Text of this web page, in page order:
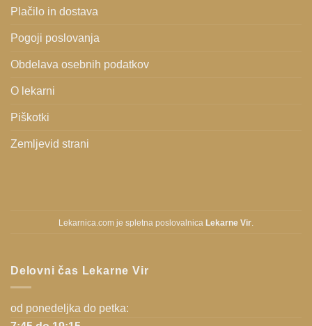
Plačilo in dostava
Pogoji poslovanja
Obdelava osebnih podatkov
O lekarni
Piškotki
Zemljevid strani
Lekarnica.com je spletna poslovalnica Lekarne Vir
Delovni čas Lekarne Vir
od ponedeljka do petka: